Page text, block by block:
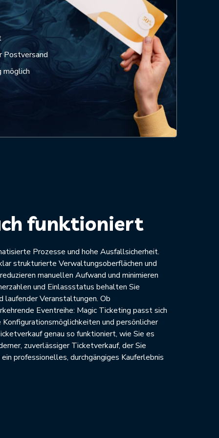
Postversand
möglich
funktioniert
Prozesse und hohe Ausfallsicherheit.
strukturierte Verwaltungsoberflächen und
manuellen Aufwand und minimieren
und Einlassstatus behalten Sie
laufender Veranstaltungen. Ob
Eventreihe: Magic Ticketing passt sich
und persönlicher
genau so funktioniert, wie Sie es
zuverlässiger Ticketverkauf, der Sie
professionelles, durchgängiges Kauferlebnis